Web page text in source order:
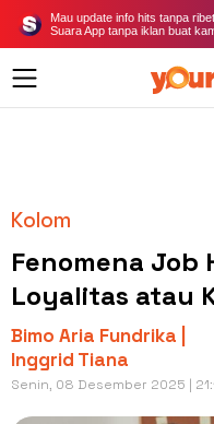
Mau update info hits tanpa
Suara App tanpa iklan buat
Kolom
Fenomena Job
Loyalitas atau
Bimo Aria Fundrika |
Inggrid Tiana
Senin, 08 Desember 2025 |